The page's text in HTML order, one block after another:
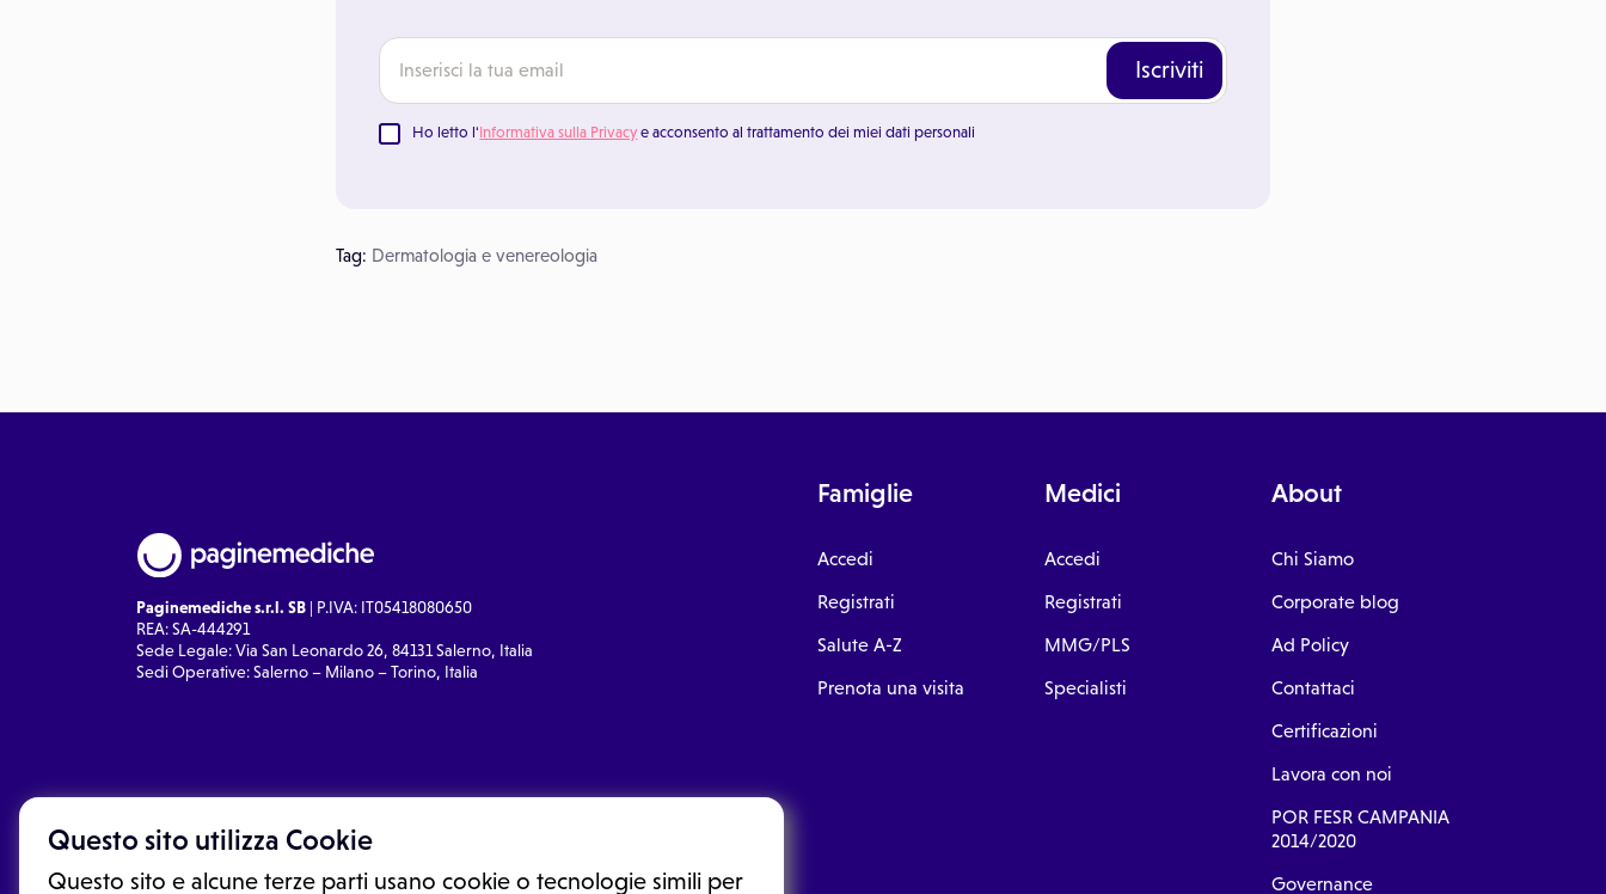
Questo sito utilizza Cookie
Questo sito e alcune terze parti usano cookie o tecnologie simili per
Iscriviti
Ho letto l'Informativa sulla Privacy e acconsento al trattamento dei miei dati personali
Tag: Dermatologia e venereologia
Paginemediche s.r.l. SB | P.IVA: IT05418080650
REA: SA-444291
Sede Legale: Via San Leonardo 26, 84131 Salerno, Italia
Sedi Operative: Salerno – Milano – Torino, Italia
Famiglie
Accedi
Registrati
Salute A-Z
Prenota una visita
Medici
Accedi
Registrati
MMG/PLS
Specialisti
About
Chi Siamo
Corporate blog
Ad Policy
Contattaci
Certificazioni
Lavora con noi
POR FESR CAMPANIA
2014/2020
Governance